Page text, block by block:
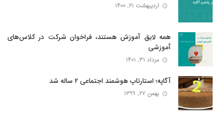
اردیبهشت ۲۱, ۱۴۰۰
همه لایق آموزش هستند، فراخوان شرکت در کلاس‌های
آموزشی
مرداد ۳۱, ۱۴۰۱
آگاپه؛ استارتاپ هوشمند اجتماعی ۲ ساله شد
بهمن ۲۷, ۱۳۹۹